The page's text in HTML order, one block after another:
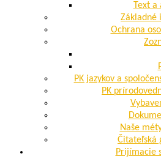
Text a
Základné
Ochrana
PK jazykov a
PK
Naše
Čitateľská
Prijímacie